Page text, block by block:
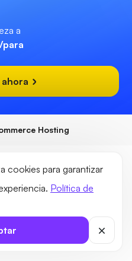
cookies para garantizar
Política de
a
/para
ahora
Hosting